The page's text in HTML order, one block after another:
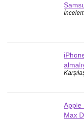
Apple
Max